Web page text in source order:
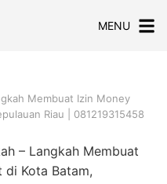
MENU
Membuat Izin Money
Riau | 081219315458